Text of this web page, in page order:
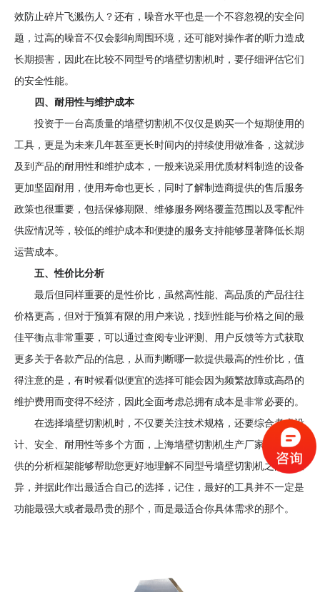
效防止碎片飞溅伤人？还有，噪音水平也是一个不容忽视的安全问
题，过高的噪音不仅会影响周围环境，还可能对操作者的听力造成
长期损害，因此在比较不同型号的墙壁切割机时，要仔细评估它们
的安全性能。
四、耐用性与维护成本
投资于一台高质量的墙壁切割机不仅仅是购买一个短期使用的
工具，更是为未来几年甚至更长时间内的持续使用做准备，这就涉
及到产品的耐用性和维护成本，一般来说采用优质材料制造的设备
更加坚固耐用，使用寿命也更长，同时了解制造商提供的售后服务
政策也很重要，包括保修期限、维修服务网络覆盖范围以及零配件
供应情况等，较低的维护成本和便捷的服务支持能够显著降低长期
运营成本。
五、性价比分析
最后但同样重要的是性价比，虽然高性能、高品质的产品往往
价格更高，但对于预算有限的用户来说，找到性能与价格之间的最
佳平衡点非常重要，可以通过查阅专业评测、用户反馈等方式获取
更多关于各款产品的信息，从而判断哪一款提供最高的性价比，值
得注意的是，有时候看似便宜的选择可能会因为频繁故障或高昂的
维护费用而变得不经济，因此全面考虑总拥有成本是非常必要的。
在选择墙壁切割机时，不仅要关注技术规格，还要综合考虑设
计、安全、耐用性等多个方面，上海墙壁切割机生产厂家 希望所提
供的分析框架能够帮助您更好地理解不同型号墙壁切割机之间的差
异，并据此作出最适合自己的选择，记住，最好的工具并不一定是
功能最强大或者最昂贵的那个，而是最适合你具体需求的那个。